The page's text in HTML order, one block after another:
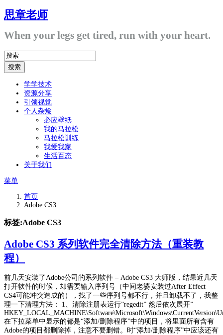
思章老师
When your legs get tired, run with your heart.
学学技术
资源分享
引领视觉
个人杂烩
必应壁纸
我的马拉松
马拉松训练
我爱我家
生活百态
关于我们
菜单
首页
Adobe CS3
标签:Adobe CS3
Adobe CS3 系列软件完全清除方法（重装教
程）
前几天安装了Adobe公司的系列软件 – Adobe CS3 大师版，结果近几天
打开软件的时候，却需要输入序列号（中间老婆安装过After Effect
CS4可能冲突造成的），找了一些序列号都不行，并且卸载不了，我整
理一下清理方法： 1、清除注册表运行”regedit” 然后依次展开”
在下拉菜单中显示的都是“添加/删除程序”中的项目，将里面所有含有
Adobe的项目都删除掉，注意不要删错。时“添加/删除程序”中应该还有